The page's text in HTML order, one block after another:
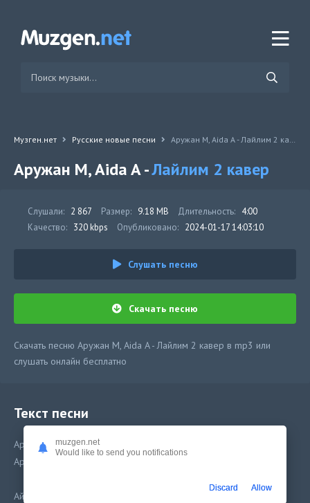
Музген.нет Русские новые песни Аружан М, Aida A - Лайлим 2 кавер
Аружан М, Aida A -Лайлим 2 кавер
Слушали: 2 867 Размер: 9.18 MB Длительность: 4:00
Качество: 320 kbps Опубликовано: 2024-01-17 14:03:10
Слушать песню
Скачать песню
Скачать песню Аружан М, Aida A - Лайлим 2 кавер в mp3 или
слушать онлайн бесплатно
Текст песни
Аружан М, Aida A - Ләйлім 2 (cover)
Аружан М, Aida A - Лайлим 2 кавер)
Айдай сұлу көркемсің
muzgen.net
Would like to send you notifications
Discard Allow